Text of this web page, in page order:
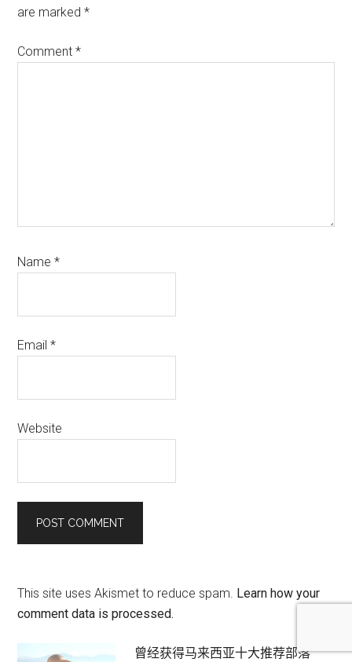
are marked*
Comment*
Name*
Email*
Website
This site uses Akismet to reduce spam. Learn how your
comment data is processed.
Primary 曾经获得马来西亚十大推荐部落